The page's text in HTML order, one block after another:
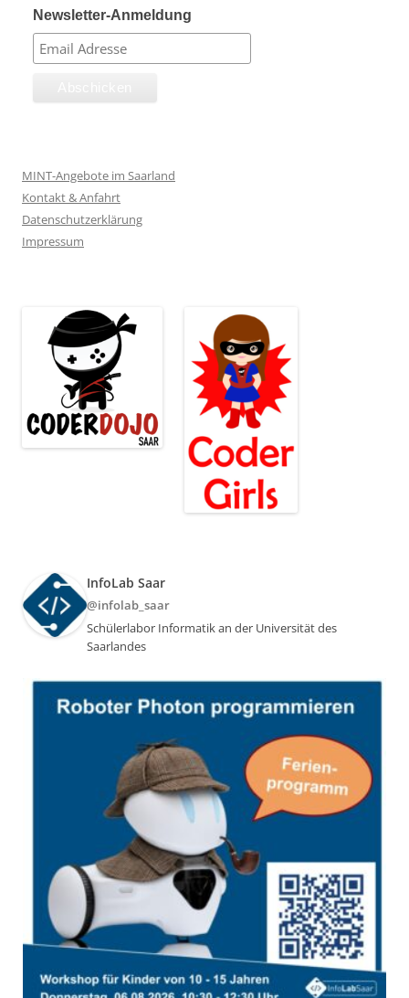
Newsletter-Anmeldung
MINT-Angebote im Saarland
Kontakt & Anfahrt
Datenschutzerklärung
Impressum
InfoLab Saar
@infolab_saar
Schülerlabor Informatik an der Universität des
Saarlandes